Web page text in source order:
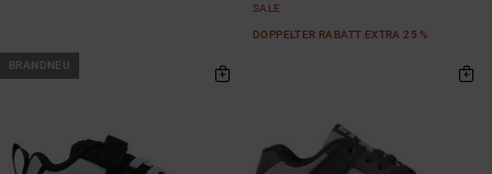
SALE
DOPPELTER RABATT EXTRA 25 %
BRANDNEU